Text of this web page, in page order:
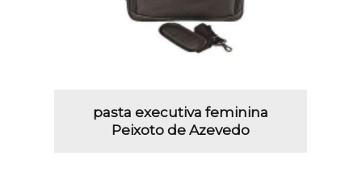
pasta executiva feminina
Peixoto de Azevedo